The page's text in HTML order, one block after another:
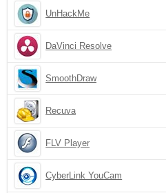
UnHackMe
DaVinci Resolve
SmoothDraw
Recuva
FLV Player
CyberLink YouCam